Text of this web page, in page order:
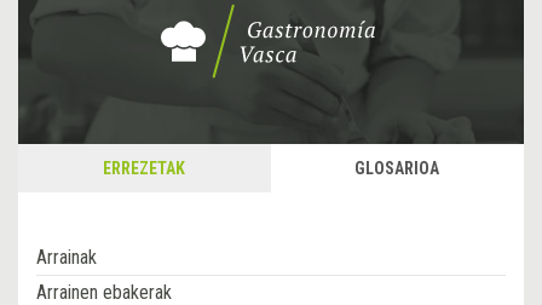
ERREZETAK GLOSARIOA
Arrainak
Arrainen ebakerak